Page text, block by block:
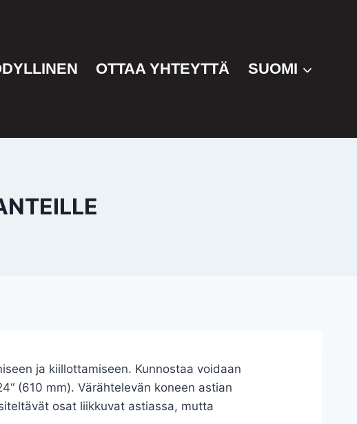
OTTAA YHTEYTTÄ SUOMI
ja kiillottamiseen. Kunnostaa voidaan
(610 mm). Värähtelevän koneen astian
osat liikkuvat astiassa, mutta